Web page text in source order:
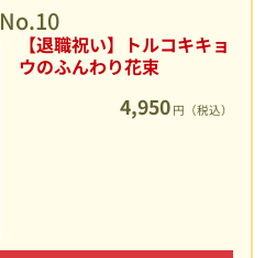
No.10
【退職祝い】トルコキキョ
ウのふんわり花束
4,950 円（税込）